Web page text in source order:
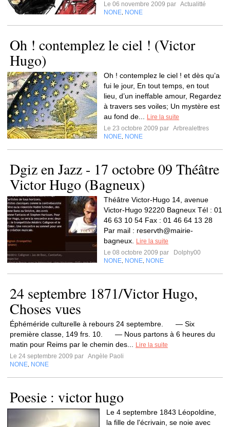
Le 06 novembre 2009 par Actualitté
NONE NONE
Oh ! contemplez le ciel ! (Victor
Hugo)
Oh ! contemplez le ciel ! et dès qu’a
fui le jour, En tout temps, en tout
lieu, d’un ineffable amour, Regardez
à travers ses voiles; Un mystère est
au fond de...
Lire la suite
Le 23 octobre 2009 par Arbrealettres
NONE NONE
Dgiz en Jazz - 17 octobre 09 Théâtre
Victor Hugo (Bagneux)
Théâtre Victor-Hugo 14, avenue
Victor-Hugo 92220 Bagneux Tél : 01
46 63 10 54 Fax : 01 46 64 13 28
Par mail : reservth@mairie-
bagneux.
Lire la suite
Le 08 octobre 2009 par
Dolphy00
NONE NONE NONE
24 septembre 1871/Victor Hugo,
Choses vues
Éphéméride culturelle à rebours 24 septembre. ― Six
première classe, 149 frs. 10. ― Nous partons à 6 heures du
matin pour Reims par le chemin des...
Lire la suite
Le 24 septembre 2009 par Angèle Paoli
NONE NONE
Poesie : victor hugo
Le 4 septembre 1843 Léopoldine,
la fille de l'écrivain, se noie avec